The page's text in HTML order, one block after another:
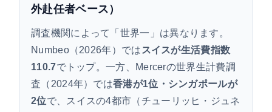
を立てよう
外赴任者ベース）
調査機関によって「世界一」は異なります。
Numbeo（2026年）ではスイスが生活費指数
110.7でトップ。一方、Mercerの世界生計費調
査（2024年）では香港が1位・シンガポールが
2位で、スイスの4都市（チューリッヒ・ジュネ